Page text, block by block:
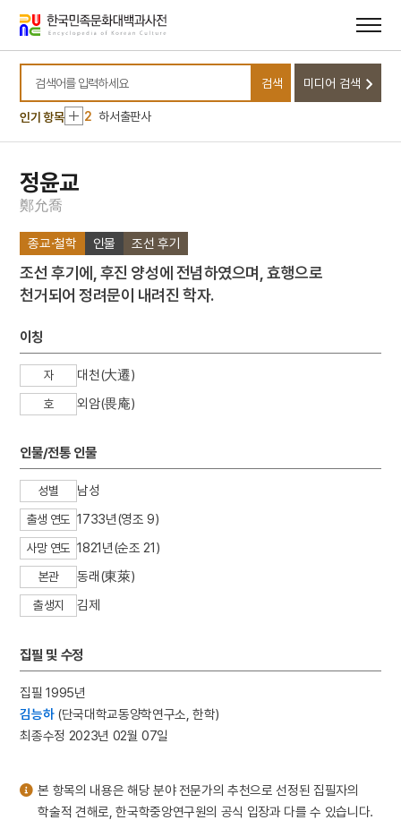
바로가기
바로가기
검색어를 입력하세요
검색 미디어 검색
인기 항목
10 혼례
1 금성대군
2 하서출판사
3 혜공왕
세조
8
심우도
9 평양남포고속도로
1 금성대군
2 하서출판사
3
혜공왕
5 권자신
6
7 세조
8 심우도
9
평양남포고속도로
10
정윤교
鄭允喬
종교·철학 인물 조선 후기
조선 후기에, 후진 양성에 전념하였으며, 효행으로
천거되어 정려문이 내려진 학자.
이칭
자 대천(大遷)
호 외암(畏庵)
인물/전통 인물
성별 남성
출생 연도 1733년(영조 9)
사망 연도 1821년(순조 21)
본관 동래(東萊)
출생지 김제
집필 및 수정
집필 1995년
김능하 (단국대학교동양학연구소, 한학)
최종수정 2023년 02월 07일
본 항목의 내용은 해당 분야 전문가의 추천으로 선정된 집필자의
학술적 견해로, 한국학중앙연구원의 공식 입장과 다를 수 있습니다.